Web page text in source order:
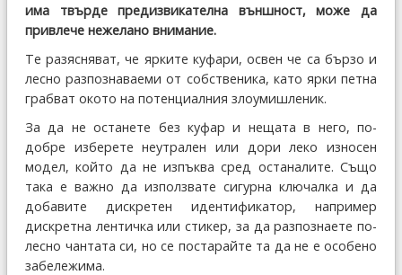
има твърде предизвикателна външност, може да
привлече нежелано внимание.
Те разясняват, че ярките куфари, освен че са бързо и
лесно разпознаваеми от собственика, като ярки петна
грабват окото на потенциалния злоумишленик.
За да не останете без куфар и нещата в него, по-
добре изберете неутрален или дори леко износен
модел, който да не изпъква сред останалите. Също
така е важно да използвате сигурна ключалка и да
добавите дискретен идентификатор, например
дискретна лентичка или стикер, за да разпознаете по-
лесно чантата си, но се постарайте та да не е особено
забележима.